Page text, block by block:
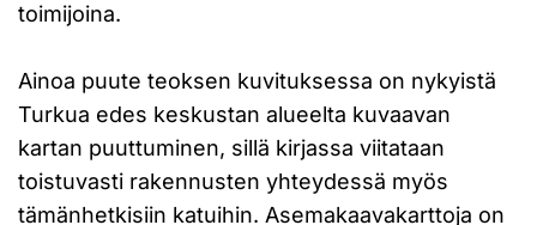
toimijoina.
Ainoa puute teoksen kuvituksessa on nykyistä
Turkua edes keskustan alueelta kuvaavan
kartan puuttuminen, sillä kirjassa viitataan
toistuvasti rakennusten yhteydessä myös
tämänhetkisiin katuihin. Asemakaavakarttoja on